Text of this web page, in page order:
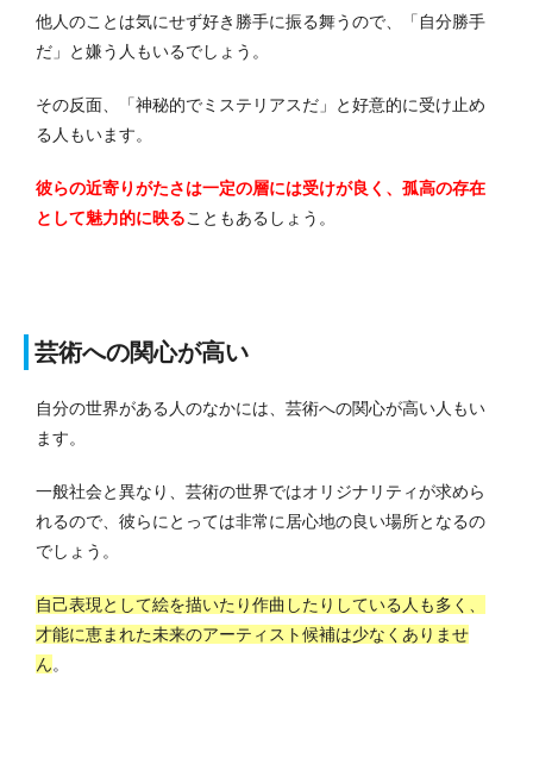
他人のことは気にせず好き勝手に振る舞うので、「自分勝手
だ」と嫌う人もいるでしょう。
その反面、「神秘的でミステリアスだ」と好意的に受け止め
る人もいます。
彼らの近寄りがたさは一定の層には受けが良く、孤高の存在
として魅力的に映ることもあるしょう。
芸術への関心が高い
自分の世界がある人のなかには、芸術への関心が高い人もい
ます。
一般社会と異なり、芸術の世界ではオリジナリティが求めら
れるので、彼らにとっては非常に居心地の良い場所となるの
でしょう。
自己表現として絵を描いたり作曲したりしている人も多く、
才能に恵まれた未来のアーティスト候補は少なくありませ
ん。